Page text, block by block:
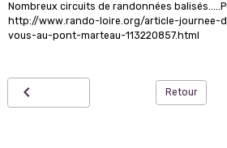
Nombreux circuits de randonnées
http://www.rando-loire.org/article-journee-
vous-au-pont-marteau-113220857.html
Retour